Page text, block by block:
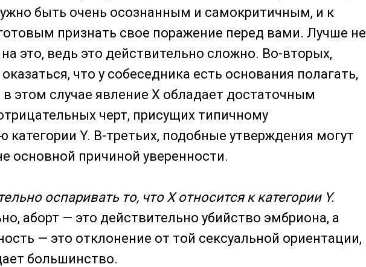
быть очень осознанным и самокритичным, и к
признать свое поражение перед вами. Лучше не
это, ведь это действительно сложно. Во-вторых,
что у собеседника есть основания полагать,
в этом случае явление Х обладает достаточным
черт, присущих типичному
категории Y. В-третьих, подобные утверждения могут
основной причиной уверенности.
оспаривать то, что Х относится к категории Y.
аборт — это действительно убийство эмбриона, а
— это отклонение от той сексуальной ориентации,
большинство.